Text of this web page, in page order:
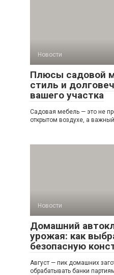
Новости
Плюсы садовой
стиль и
вашего участка
Садовая мебель — это не
открытом воздухе, а
Новости
Домашний
урожая: как
безопасную
Август — пик домашних
обрабатывать банки